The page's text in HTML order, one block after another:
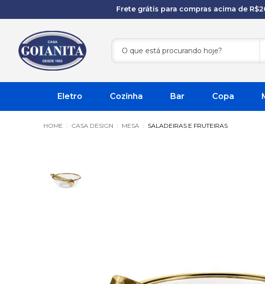
Frete grátis para compras acima de
Eletro Cozinha Bar Copa
CASA DESIGN MESA SALADEIRAS E FRUTEIRAS